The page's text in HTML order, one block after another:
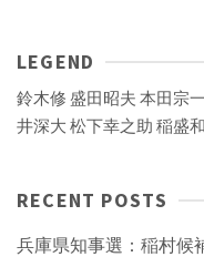
LEGEND
鈴木修 盛田昭夫 本田宗
井深大 松下幸之助 稲盛
RECENT POSTS
兵庫県知事選：稲村候